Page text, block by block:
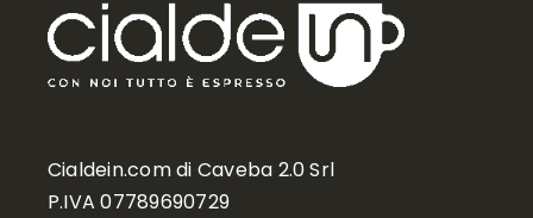
Cialdein.com di Caveba 2.0 Srl
P.IVA 07789690729